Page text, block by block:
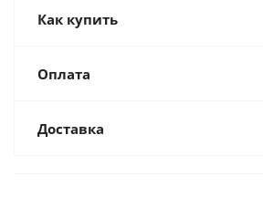
Как купить
Оплата
Доставка